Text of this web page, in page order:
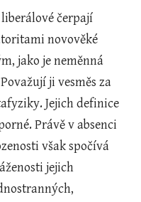
čerpají
novověké
jako je neměnná
ji vesměs za
Jejich definice
Právě v absenci
však spočívá
jejich